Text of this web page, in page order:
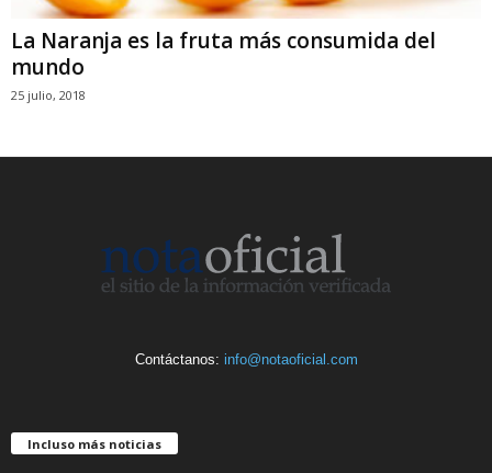
La Naranja es la fruta más consumida del
mundo
25 julio, 2018
Contáctanos: info@notaoficial.com
Incluso más noticias